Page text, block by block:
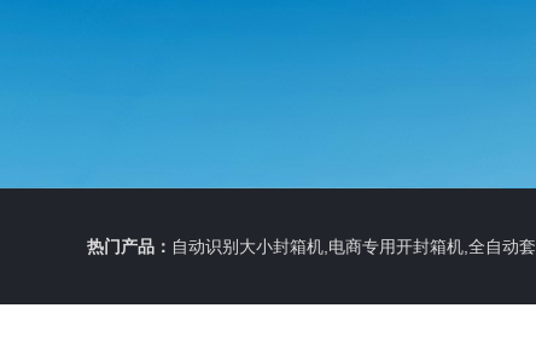
热门产品： 自动识别大小封箱机,电商专用开封箱机,全自动